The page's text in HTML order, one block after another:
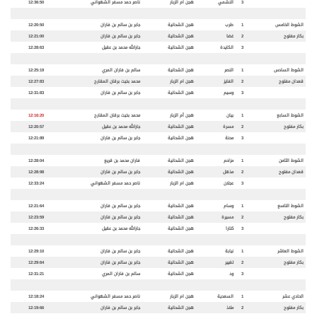
3
النشمي هجن ام الزبار ناصر حمد مسفر الشهواني 12:36:50
الشوط الخامس 1 طرب هجن الشحانية جابر بن سالم بن فاران
12:20:50
بكار مفتوح
2 غضا هجن الشحانية جابر بن سالم بن فاران
12:21:00
3
الكايدة هجن الشحانية جارالله محمد بن عقيل 12:28:63
الشوط السادس 1 النصر هجن الشحانية سالم بن فاران المري
12:25:19
قعدان مفتوح
2 الفايز هجن ام الزبار محمد بخيت برقان المقارح
12:27:83
3
وسيم هجن الشحانية جابر بن سالم بن فاران 12:31:83
الشوط السابع 1 بيان هجن أم الزبار محمد بخيت برقان المقارح
12:16:20
بكار مفتوح
2 مسرة هجن الشحانية جارالله محمد بن عقيل
12:20:57
3
محنة هجن الشحانية جابر بن سالم بن فاران 12:21:89
الشوط الثامن 1 مزاحم هجن الشحانية فاران محمد بن قريع
12:28:04
قعدان مفتوح
2 مذهل هجن الشحانية جابر بن سالم بن فاران
12:28:98
3
عجلان هجن ام الزبار ناصر حمد مسفر الشهواني 12:33:24
الشوط التاسع 1 وسام هجن الشحانية جابر بن سالم بن فاران
12:21:64
بكار مفتوح
2 مسيرة هجن الشحانية جابر بن سالم بن فاران
12:23:59
3
كتارا هجن الشحانية جارالله محمد بن عقيل 12:26:33
الشوط العاشر 1 نيابة هجن الشحانية جابر بن سالم بن فاران
12:29:10
بكار مفتوح
2 تغيير هجن الشحانية جابر بن سالم بن فاران
12:29:64
3
ود هجن الشحانية سالم بن فاران المري 12:31:21
الحادي عشر 1 السعدية هجن ام الزبار ناصر حمد مسفر الشهواني
12:18:24
بكار مفتوح
2 ملاذ هجن الشحانية جابر بن سالم بن فاران
12:19:66